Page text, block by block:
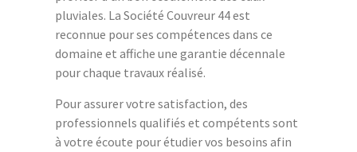
pluviales. La Société Couvreur 44 est
reconnue pour ses compétences dans ce
domaine et affiche une garantie décennale
pour chaque travaux réalisé.
Pour assurer votre satisfaction, des
professionnels qualifiés et compétents sont
à votre écoute pour étudier vos besoins afin